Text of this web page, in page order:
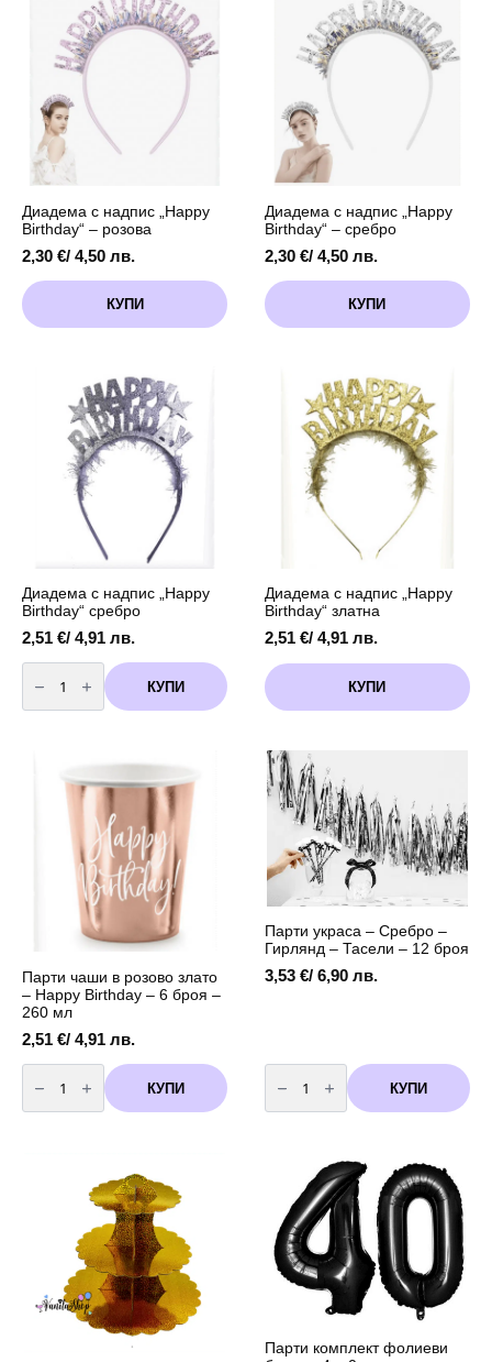
Диадема с надпис „Happy
Birthday“ – розова
2,30 €/ 4,50 лв.
КУПИ
Диадема с надпис „Happy
Birthday“ – сребро
2,30 €/ 4,50 лв.
КУПИ
Диадема с надпис „Happy
Birthday“ сребро
2,51 €/ 4,91 лв.
количество
за
Диадема
с
КУПИ
Диадема с надпис „Happy
Birthday“ златна
2,51 €/ 4,91 лв.
КУПИ
Парти чаши в розово злато
– Happy Birthday – 6 броя –
260 мл
2,51 €/ 4,91 лв.
количество
за
Парти
чаши
КУПИ
Парти украса – Сребро –
Гирлянд – Тасели – 12 броя
3,53 €/ 6,90 лв.
количество
за
Парти
украса
Гирлянд
Тасели
12
броя
КУПИ
Парти комплект фолиеви